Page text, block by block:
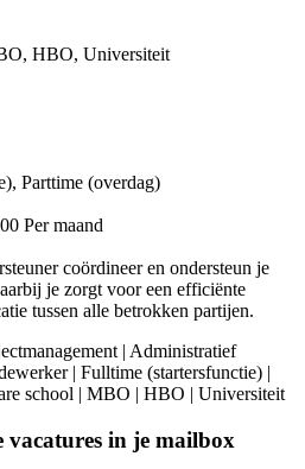
HBO, Universiteit
Parttime (overdag)
Per maand
coördineer en ondersteun je
je zorgt voor een efficiënte
tussen alle betrokken partijen.
| Administratief
| Fulltime (startersfunctie) |
school | MBO | HBO | Universiteit
in je mailbox